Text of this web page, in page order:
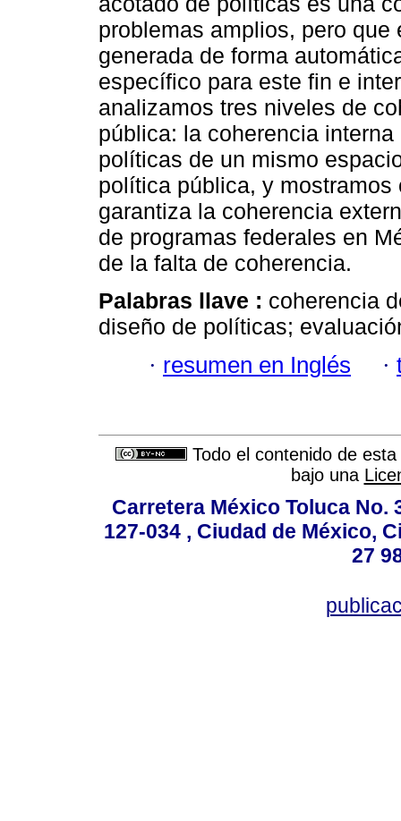
problemas amplios, pero
generada de forma
específico para este fin e
analizamos tres niveles de
pública: la coherencia
políticas de un mismo
política pública, y
garantiza la coherencia
de programas federales en
de la falta de coherencia.
Palabras llave : coherencia
diseño de políticas;
· resumen en Inglés ·
Todo el contenido de
bajo una
Carretera México Toluca No.
127-034 , Ciudad de México,
27